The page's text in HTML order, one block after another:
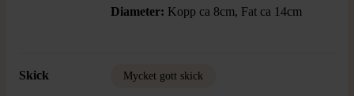
Diameter: Kopp ca 8cm, Fat ca 14cm
Skick Mycket gott skick